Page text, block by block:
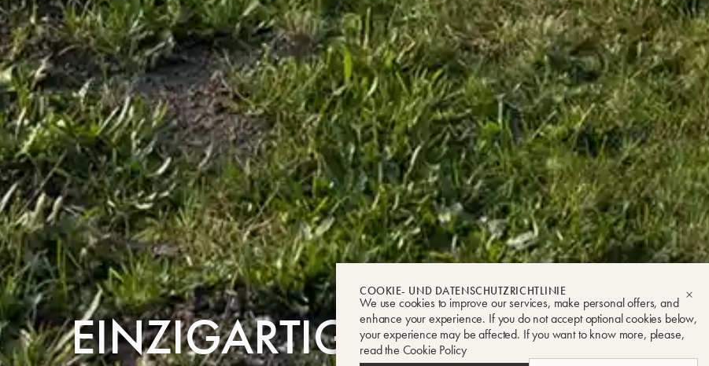
EINZIGARTIGE UND
Garantiebedingungen
© 2024 Groupe Buffet CramponImpressumGeschäftsbedingungenDatenschutz- und
COOKIE- UND DATENSCHUTZRICHTLINIE
We use cookies to improve our services, make personal offers, and
enhance your experience. If you do not accept optional cookies below,
your experience may be affected. If you want to know more, please,
read the Cookie Policy